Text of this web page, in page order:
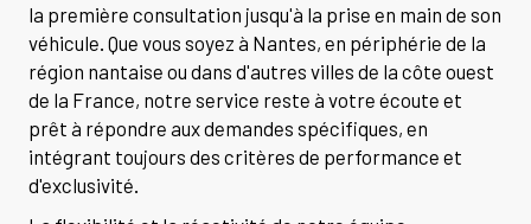
la première consultation jusqu'à la prise en main de son
véhicule. Que vous soyez à Nantes, en périphérie de la
région nantaise ou dans d'autres villes de la côte ouest
de la France, notre service reste à votre écoute et
prêt à répondre aux demandes spécifiques, en
intégrant toujours des critères de performance et
d'exclusivité.